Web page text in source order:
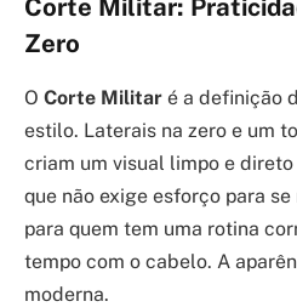
Corte Militar:
Zero
O Corte Militar é a definição
estilo. Laterais na zero e um
criam um visual limpo e
que não exige esforço para
para quem tem uma rotina
tempo com o cabelo. A
moderna.